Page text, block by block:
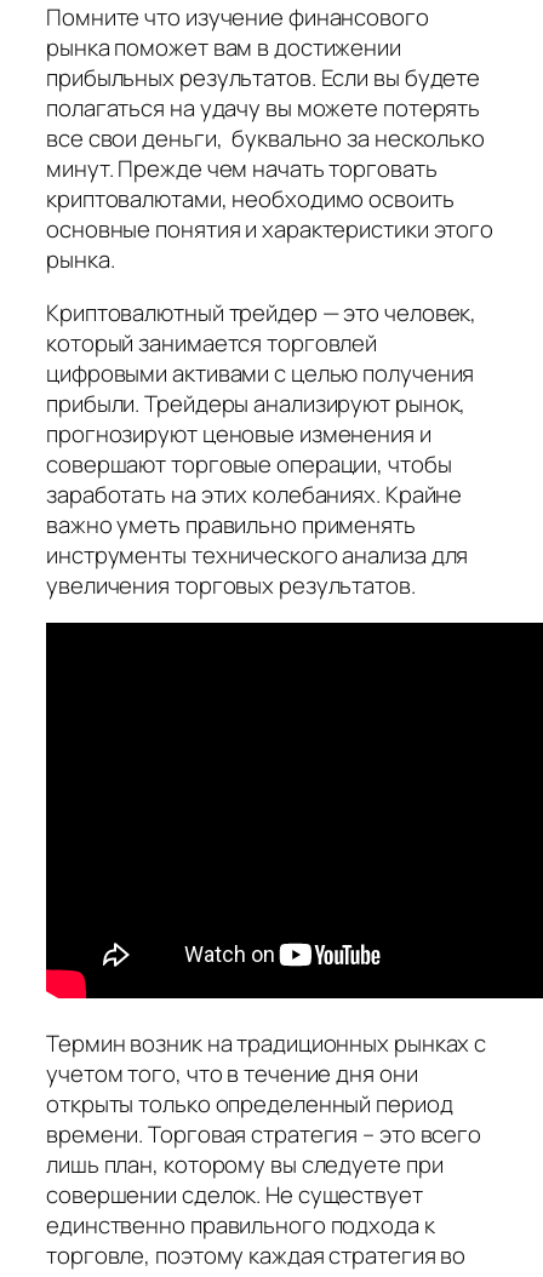
Помните что изучение финансового
рынка поможет вам в достижении
прибыльных результатов. Если вы будете
полагаться на удачу вы можете потерять
все свои деньги, буквально за несколько
минут. Прежде чем начать торговать
криптовалютами, необходимо освоить
основные понятия и характеристики этого
рынка.
Криптовалютный трейдер — это человек,
который занимается торговлей
цифровыми активами с целью получения
прибыли. Трейдеры анализируют рынок,
прогнозируют ценовые изменения и
совершают торговые операции, чтобы
заработать на этих колебаниях. Крайне
важно уметь правильно применять
инструменты технического анализа для
увеличения торговых результатов.
Термин возник на традиционных рынках с
учетом того, что в течение дня они
открыты только определенный период
времени. Торговая стратегия – это всего
лишь план, которому вы следуете при
совершении сделок. Не существует
единственно правильного подхода к
торговле, поэтому каждая стратегия во